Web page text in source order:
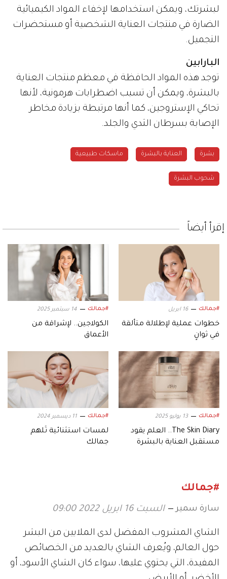
لبشرتك، ويمكن استخدامها لإخفاء المواد الكيميائية
الضارة في منتجات العناية الشخصية أو مستحضرات
التجميل.
البارابين
توجد هذه المواد الحافظة في معظم منتجات العناية
بالبشرة، ويمكن أن تسبب اضطرابات هرمونية، لأنها
تحاكي الإستروجين، كما أنها مرتبطة بزيادة مخاطر
الإصابة بسرطان الثدي والجلد.
بشرة العناية بالبشرة ماسكات طبيعية
شحوب البشرة
إقرأ أيضاً
#جمالك 16 ابريل
خطوات عملية لإطلالة متألقة
في ثوانٍ
#جمالك 14 سبتمبر 2025
الكولاجين.. لإشراقة من
الأعماق
#جمالك 13 يوليو 2025
The Skin Diary.. العلم يقود
مستقبل العناية بالبشرة
#جمالك 11 ديسمبر 2024
لمسات استثنائية تُلهم
جمالك
#جمالك
سارة سمير السبت 16 ابريل 2022 09:00
الشاي المشروب المفضل لدى الملايين من البشر
حول العالم، ويُعرف الشاي بالعديد من الخصائص
المفيدة، التي يحتوي عليها، سواء كان الشاي الأسود، أو